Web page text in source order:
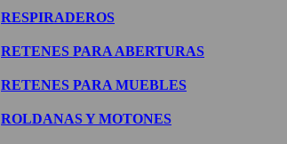
RESPIRADEROS
RETENES PARA ABERTURAS
RETENES PARA MUEBLES
ROLDANAS Y MOTONES